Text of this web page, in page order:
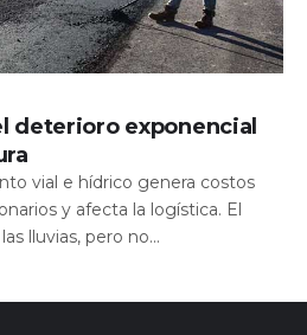
deterioro exponencial
vial e hídrico genera costos
y afecta la logística. El
lluvias, pero no...